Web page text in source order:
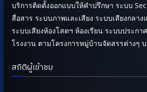
บริการติดตั้งออกแบบให้คำปรึกษา ระบบ
สื่อสาร ระบบภาพและเสียง ระบบเสียงกลาง
ระบบเสียงห้องโสตฯ ห้องเรียน ระบบประกา
โรงงาน ตามโครงการหมู่บ้านจัดสรรต่างๆ
สถิติผู้เข้าชม